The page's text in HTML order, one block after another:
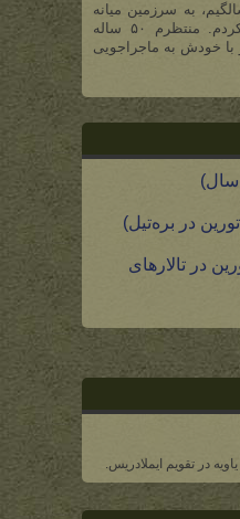
۶ سالگیم، به سرزمین میانه
نقل مکان کردم. منتظرم ۵۰ ساله
با خودش به ماجراجویی
در بره‌تیل)
در تالارهای
در تقویم ایملادریس.